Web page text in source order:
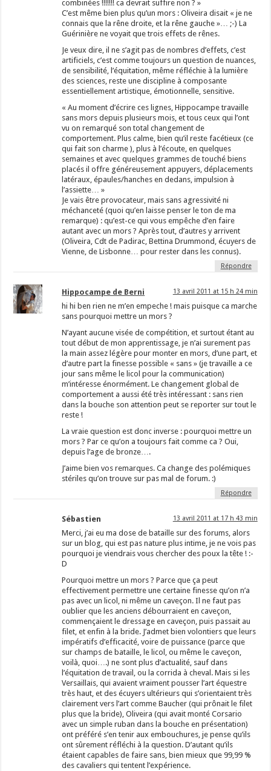
combinées !!!!!!! ca devrait suffire non ? »
C’est même bien plus qu’un mors : Oliveira disait « je ne
connais que la rêne droite, et la rêne gauche »… ;-) La
Guérinière ne voyait que trois effets de rênes.
Je veux dire, il ne s’agit pas de nombres d’effets, c’est
artificiels, c’est comme toujours un question de nuances,
de sensibilité, l’équitation, même réfléchie à la lumière
des sciences, reste une discipline à composante
essentiellement artistique, émotionnelle, sensitive.
« Au moment d’écrire ces lignes, Hippocampe travaille
sans mors depuis plusieurs mois, et tous ceux qui l’ont
vu on remarqué son total changement de
comportement. Plus calme, bien qu’il reste facétieux (ce
qui fait son charme ), plus à l’écoute, en quelques
semaines et avec quelques grammes de touché biens
placés il offre généreusement appuyers, déplacements
latéraux, épaules/hanches en dedans, impulsion à
l’assiette… »
Je vais être provocateur, mais sans agressivité ni
méchanceté (quoi qu’en laisse penser le ton de ma
remarque) : qu’est-ce qui vous empêche d’en faire
autant avec un mors ? Après tout, d’autres y arrivent
(Oliveira, Cdt de Padirac, Bettina Drummond, écuyers de
Vienne, de Lisbonne… pour rester dans les connus).
Répondre
Hippocampe de Berni 13 avril 2011 at 15 h 24 min
hi hi ben rien ne m’en empeche ! mais puisque ca marche
sans pourquoi mettre un mors ?
N’ayant aucune visée de compétition, et surtout étant au
tout début de mon apprentissage, je n’ai surement pas
la main assez légère pour monter en mors, d’une part, et
d’autre part la finesse possible « sans » (je travaille a ce
jour sans même le licol pour la communication)
m’intéresse énormément. Le changement global de
comportement a aussi été très intéressant : sans rien
dans la bouche son attention peut se reporter sur tout le
reste !
La vraie question est donc inverse : pourquoi mettre un
mors ? Par ce qu’on a toujours fait comme ca ? Oui,
depuis l’age de bronze….
J’aime bien vos remarques. Ca change des polémiques
stériles qu’on trouve sur pas mal de forum. :)
Répondre
Sébastien 13 avril 2011 at 17 h 43 min
Merci, j’ai eu ma dose de bataille sur des forums, alors
sur un blog, qui est pas nature plus intime, je ne vois pas
pourquoi je viendrais vous chercher des poux la tête ! :-
D
Pourquoi mettre un mors ? Parce que ça peut
effectivement permettre une certaine finesse qu’on n’a
pas avec un licol, ni même un caveçon. Il ne faut pas
oublier que les anciens débourraient en caveçon,
commençaient le dressage en caveçon, puis passait au
filet, et enfin à la bride. J’admet bien volontiers que leurs
impératifs d’efficacité, voire de puissance (parce que
sur champs de bataille, le licol, ou même le caveçon,
voilà, quoi….) ne sont plus d’actualité, sauf dans
l’équitation de travail, ou la corrida à cheval. Mais si les
Versaillais, qui avaient vraiment pousser l’art équestre
très haut, et des écuyers ultérieurs qui s’orientaient très
clairement vers l’art comme Baucher (qui prônait le filet
plus que la bride), Oliveira (qui avait monté Corsario
avec un simple ruban dans la bouche en présentation)
ont préféré s’en tenir aux embouchures, je pense qu’ils
ont sûrement réfléchi à la question. D’autant qu’ils
étaient capables de faire sans, bien mieux que 99,99 %
des cavaliers qui tentent l’expérience.